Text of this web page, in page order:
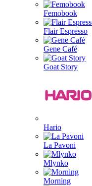
Femobook
Flair Espresso
Gene Café
Goat Story
Hario
La Pavoni
Mlynko
Morning